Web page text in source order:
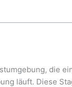
die
läuft. Diese